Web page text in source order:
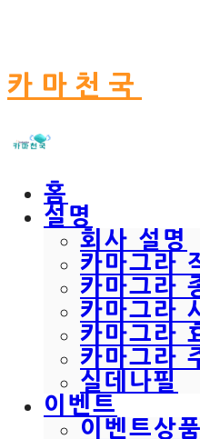
카마천국
홈
설명
회사 설명
카마그라
카마그라
카마그라
카마그라
카마그라
실데나필
이벤트
이벤트상품